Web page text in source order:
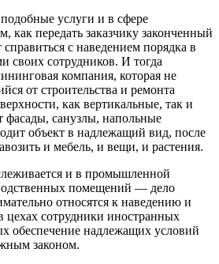
услуги и в сфере
как передать заказчику законченный
с наведением порядка в
своих сотрудников. И тогда
компания, которая не
от строительства и ремонта
как вертикальные, так и
фасады, санузлы, напольные
объект в надлежащий вид, после
и мебель, и вещи, и растения.
и в промышленной
помещений — дело
относятся к наведению и
сотрудники иностранных
обеспечение надлежащих условий
законом.